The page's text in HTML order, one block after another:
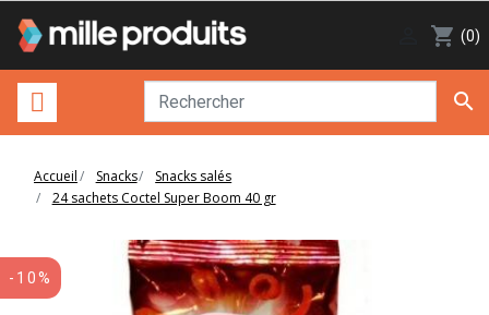
shopping_cart (0)

Accueil Snacks
Snacks salés
24 sachets Coctel Super Boom 40 gr
-10%